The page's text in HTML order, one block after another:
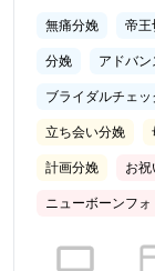
無痛分娩 帝王
分娩 アドバ
ブライダルチェッ
立ち会い分娩
計画分娩 お
ニューボーンフォ